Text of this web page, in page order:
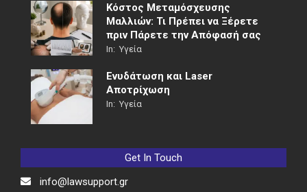
Κόστος Μεταμόσχευσης
Μαλλιών: Τι Πρέπει να Ξέρετε
πριν Πάρετε την Απόφασή σας
In: Υγεία
Ενυδάτωση και Laser
Αποτρίχωση
In: Υγεία
Get In Touch
info@lawsupport.gr